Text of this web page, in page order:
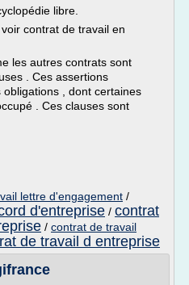
libre.
contrat de travail en
les autres contrats sont
. Ces assertions
, dont certaines
. Ces clauses sont
lettre d'engagement /
d'entreprise / contrat
/ contrat de travail
de travail d entreprise